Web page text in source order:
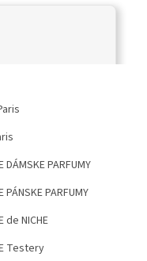
DÁMSKE PARFUMY
PÁNSKE PARFUMY
de NICHE
Testery